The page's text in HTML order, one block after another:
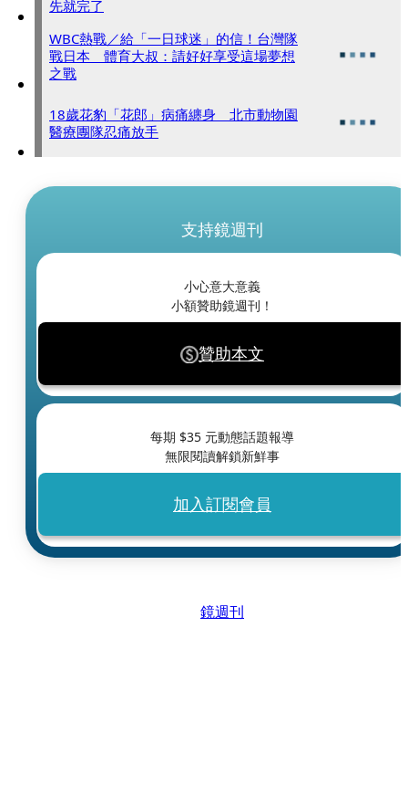
先就完了
WBC熱戰／給「一日球迷」的信！台灣隊
戰日本 體育大叔：請好好享受這場夢想
之戰
18歲花豹「花郎」病痛纏身 北市動物園
醫療團隊忍痛放手
支持鏡週刊
小心意大意義
小額贊助鏡週刊！
贊助本文
每期 $35 元動態話題報導
無限閱讀解鎖新鮮事
加入訂閱會員
鏡週刊